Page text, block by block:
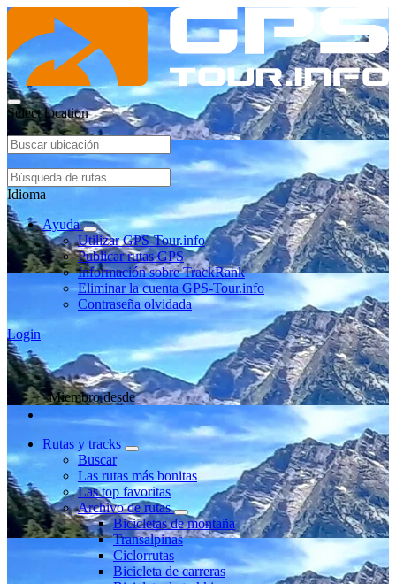
Select location
Idioma
Ayuda
Utilizar GPS-Tour.info
Publicar rutas GPS
Información sobre TrackRank
Eliminar la cuenta GPS-Tour.info
Contraseña olvidada
Login
Miembro desde
Rutas y tracks
Buscar
Las rutas más bonitas
Las top favoritas
Archivo de rutas
Bicicletas de montaña
Transalpinas
Ciclorrutas
Bicicleta de carreras